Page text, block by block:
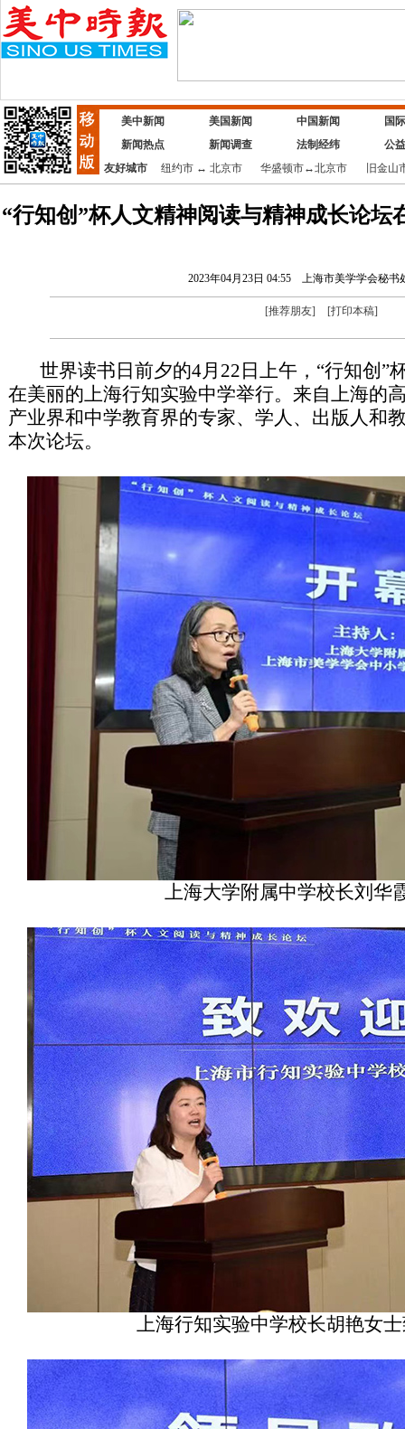
美中新闻 美国新闻 中国新闻
国
新闻热点
新闻调查 法制经纬
公
友好城市
纽约市↔ 北京市 华盛顿市↔北京市 旧金山
“行知创”杯人文精神阅读与精神成长论坛
2023年04月23日 04:55 上海市美学学会秘书
[推荐朋友] [打印本稿]
世界读书日前夕的4月22日上午，“行知创”
在美丽的上海行知实验中学举行。来自上海的
产业界和中学教育界的专家、学人、出版人和
本次论坛。
上海大学附属中学校长刘华
上海行知实验中学校长胡艳女